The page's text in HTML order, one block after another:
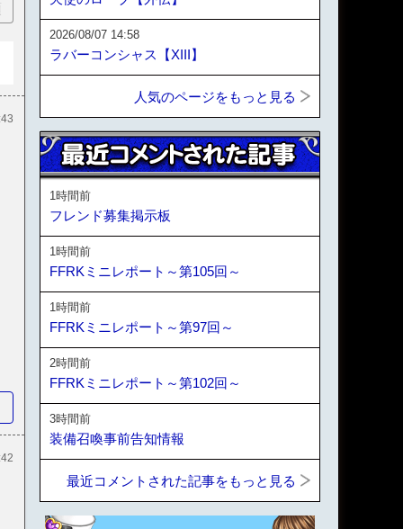
2026/08/07 14:58
ラバーコンシャス【XIII】
人気のページをもっと見る
1時間前
フレンド募集掲示板
1時間前
FFRKミニレポート～第105回～
1時間前
FFRKミニレポート～第97回～
2時間前
FFRKミニレポート～第102回～
3時間前
装備召喚事前告知情報
最近コメントされた記事をもっと見る